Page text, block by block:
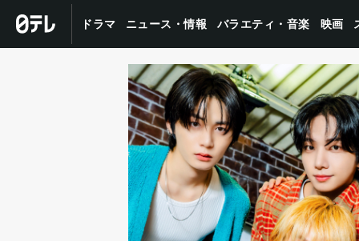
ドラマ ニュース・情報 バラエティ・音楽 映画